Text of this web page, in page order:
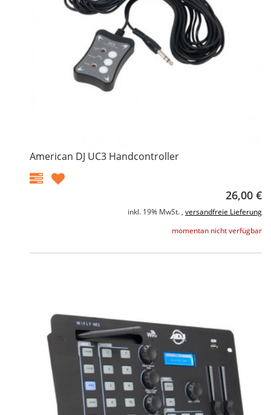
American DJ UC3 Handcontroller
26,00 €
inkl. 19% MwSt. , versandfreie Lieferung
momentan nicht verfügbar